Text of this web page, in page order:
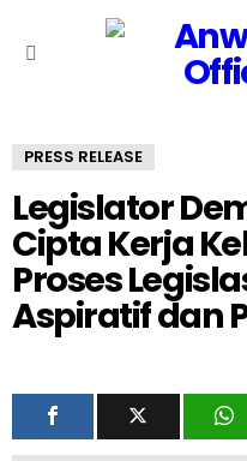
PRESS RELEASE
Legislator
Cipta Kerja
Proses
Aspiratif dan